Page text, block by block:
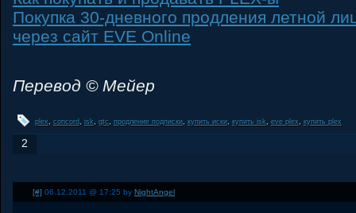
Покупка 30-дневного продления летной
через сайт EVE Online
Перевод © Мейер
plex concord isk gtc продление подписки купить иски купить isk eve plex купить plex
2
[#] 06.12.2011 @ 17:25 by NightAngel